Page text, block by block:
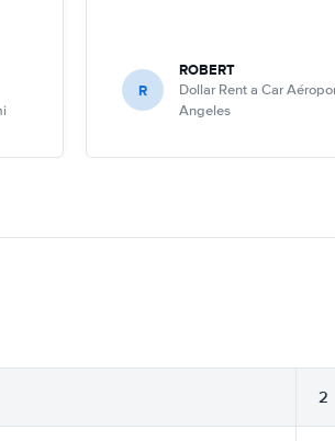
R
ROBERT
Dollar Rent a Car
Angeles
2